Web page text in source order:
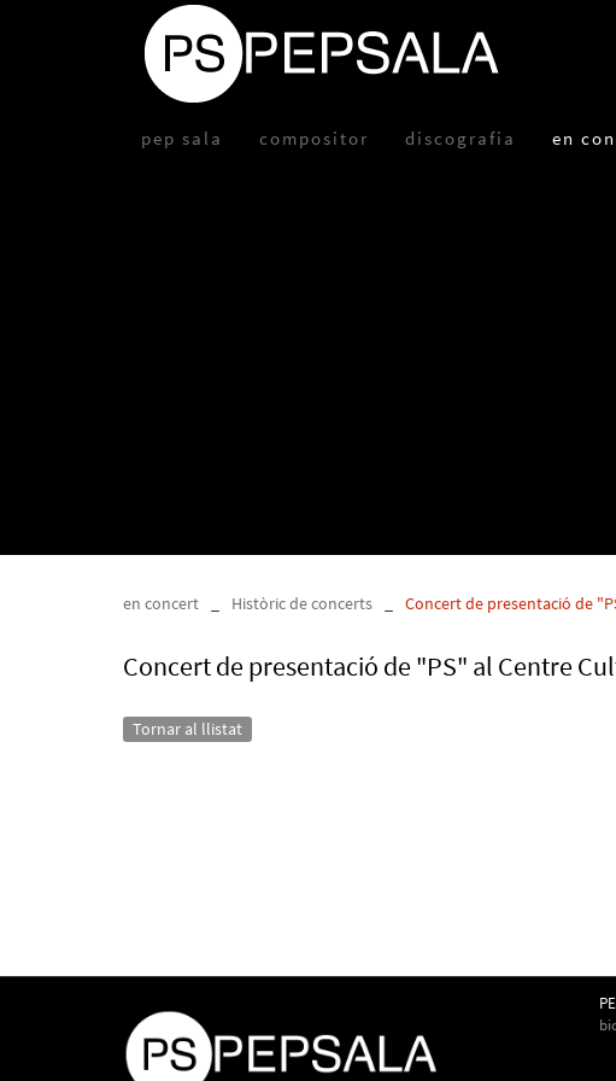
pep sala compositor discografia en
en concert Històric de concerts Concert de presentació de
Concert de presentació de "PS" al Centre
Tornar al llistat